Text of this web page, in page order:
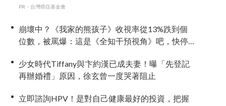
PR・台灣癌症基金會
崩壞中？《我家的熊孩子》收視率從13%跌到個
位數，被罵爆：這是《全知干預視角》吧，快停
少女時代Tiffany與卞約漢已成夫妻！曝「先登記
再辦婚禮」原因，徐玄曾一度哭著阻止
立即諮詢HPV！是對自己健康最好的投資，把握